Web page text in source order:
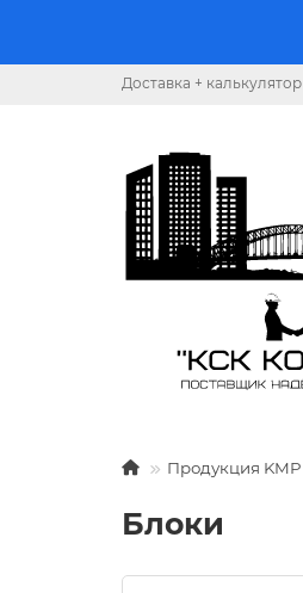
Доставка + калькулятор
Продукция KMP
Блоки